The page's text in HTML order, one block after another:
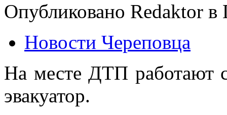
Опубликовано Redaktor
Новости Череповца
На месте ДТП работают
эвакуатор.